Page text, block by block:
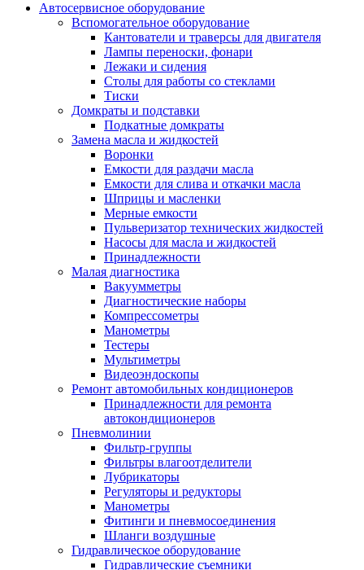
Автосервисное оборудование
Вспомогательное оборудование
Кантователи и траверсы для двигателя
Лампы переноски, фонари
Лежаки и сидения
Столы для работы со стеклами
Тиски
Домкраты и подставки
Подкатные домкраты
Замена масла и жидкостей
Воронки
Емкости для раздачи масла
Емкости для слива и откачки масла
Шприцы и масленки
Мерные емкости
Пульверизатор технических жидкостей
Насосы для масла и жидкостей
Принадлежности
Малая диагностика
Вакуумметры
Диагностические наборы
Компрессометры
Манометры
Тестеры
Мультиметры
Видеоэндоскопы
Ремонт автомобильных кондиционеров
Принадлежности для ремонта
автокондиционеров
Пневмолинии
Фильтр-группы
Фильтры влагоотделители
Лубрикаторы
Регуляторы и редукторы
Манометры
Фитинги и пневмосоединения
Шланги воздушные
Гидравлическое оборудование
Гидравлические съемники